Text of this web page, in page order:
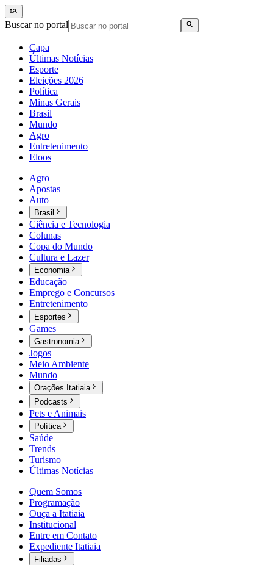
Buscar no portal
Capa
Últimas Notícias
Esporte
Eleições 2026
Política
Minas Gerais
Brasil
Mundo
Agro
Entretenimento
Eloos
Agro
Apostas
Auto
Brasil
Ciência e Tecnologia
Colunas
Copa do Mundo
Cultura e Lazer
Economia
Educação
Emprego e Concursos
Entretenimento
Esportes
Games
Gastronomia
Jogos
Meio Ambiente
Mundo
Orações Itatiaia
Podcasts
Pets e Animais
Política
Saúde
Trends
Turismo
Últimas Notícias
Quem Somos
Programação
Ouça a Itatiaia
Institucional
Entre em Contato
Expediente Itatiaia
Filiadas